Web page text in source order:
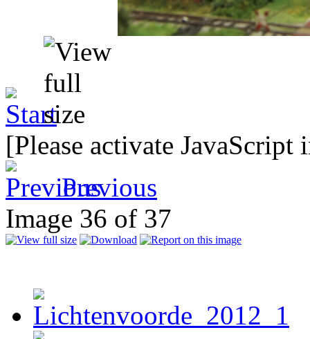
[Please activate
Previous
Image 36 of 37